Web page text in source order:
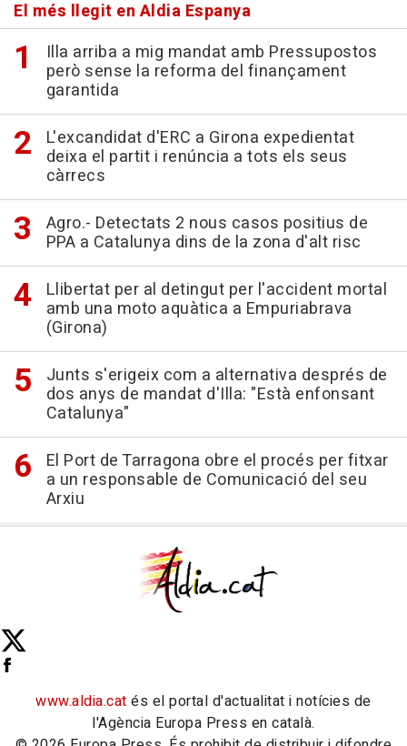
El més llegit en Aldia Espanya
Illa arriba a mig mandat amb Pressupostos
però sense la reforma del finançament
garantida
L'excandidat d'ERC a Girona expedientat
deixa el partit i renúncia a tots els seus
càrrecs
Agro.- Detectats 2 nous casos positius de
PPA a Catalunya dins de la zona d'alt risc
Llibertat per al detingut per l'accident mortal
amb una moto aquàtica a Empuriabrava
(Girona)
Junts s'erigeix com a alternativa després de
dos anys de mandat d'Illa: "Està enfonsant
Catalunya"
El Port de Tarragona obre el procés per fitxar
a un responsable de Comunicació del seu
Arxiu
www.aldia.cat és el portal d'actualitat i notícies de
l'Agència Europa Press en català.